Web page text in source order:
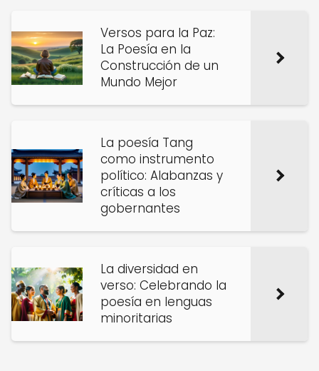
Versos para la Paz:
La Poesía en la
Construcción de un
Mundo Mejor
La poesía Tang
como instrumento
político: Alabanzas y
críticas a los
gobernantes
La diversidad en
verso: Celebrando la
poesía en lenguas
minoritarias